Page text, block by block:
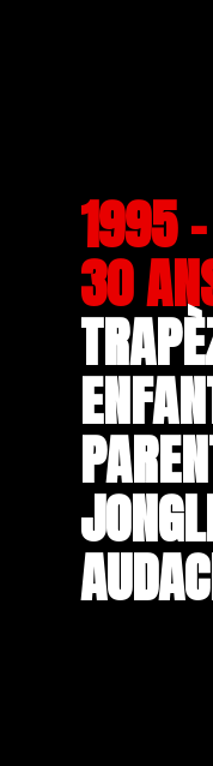
1995
30